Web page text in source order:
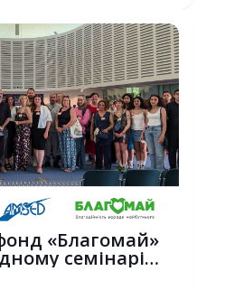
«Благомай»
семінарі